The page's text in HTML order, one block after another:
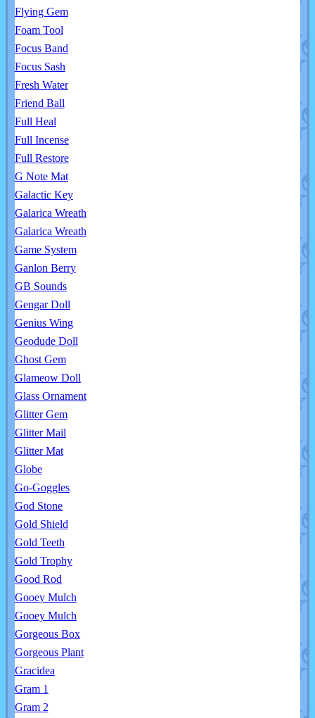
Flying Gem
Foam Tool
Focus Band
Focus Sash
Fresh Water
Friend Ball
Full Heal
Full Incense
Full Restore
G Note Mat
Galactic Key
Galarica Wreath
Galarica Wreath
Game System
Ganlon Berry
GB Sounds
Gengar Doll
Genius Wing
Geodude Doll
Ghost Gem
Glameow Doll
Glass Ornament
Glitter Gem
Glitter Mail
Glitter Mat
Globe
Go-Goggles
God Stone
Gold Shield
Gold Teeth
Gold Trophy
Good Rod
Gooey Mulch
Gooey Mulch
Gorgeous Box
Gorgeous Plant
Gracidea
Gram 1
Gram 2